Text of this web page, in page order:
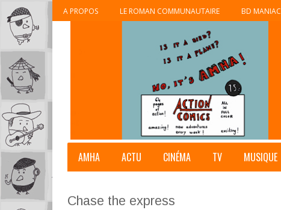
A PROPOS LE ROMAN COMMUNAUTAIRE BD MANIAC
AMHA ACTU CINÉMA TV MUSIQUE
Chase the express